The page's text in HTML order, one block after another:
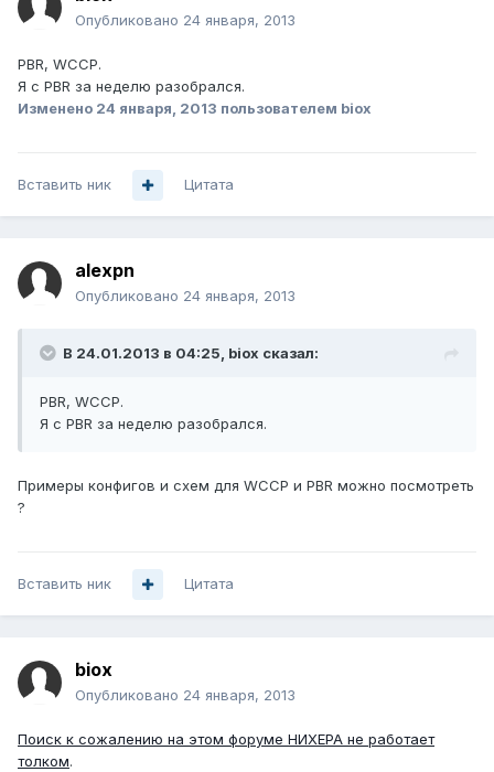
Опубликовано 24 января, 2013
PBR, WCCP.
Я с PBR за неделю разобрался.
Изменено 24 января, 2013 пользователем biox
Вставить ник Цитата
alexpn
Опубликовано 24 января, 2013
В 24.01.2013 в 04:25, biox сказал:
PBR, WCCP.
Я с PBR за неделю разобрался.
Примеры конфигов и схем для WCCP и PBR можно посмотреть
?
Вставить ник Цитата
biox
Опубликовано 24 января, 2013
Поиск к сожалению на этом форуме НИХЕРА не работает
толком.